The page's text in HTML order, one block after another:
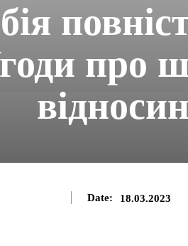
про
відносин
Date: 18.03.2023